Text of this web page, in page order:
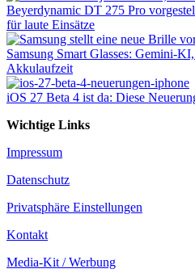
Beyerdynamic DT 275 Pro
für laute Einsätze
Samsung Smart Glasses: Gemini-
Akkulaufzeit
iOS 27 Beta 4 ist da: Diese
Wichtige Links
Impressum
Datenschutz
Privatsphäre Einstellungen
Kontakt
Media-Kit / Werbung